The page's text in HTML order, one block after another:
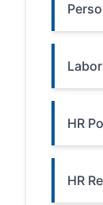
HR
HR